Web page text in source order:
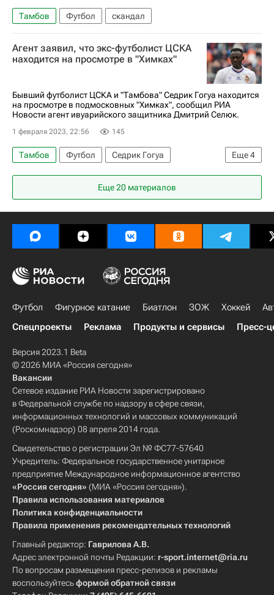
Тамбов Футбол скандал
Агент заявил, что экс-футболист ЦСКА
находится на просмотре в "Химках"
Бывший футболист ЦСКА и "Тамбова" Седрик Гогуа находится
на просмотре в подмосковных "Химках", сообщил РИА
Новости агент ивуарийского защитника Дмитрий Селюк.
1 февраля 2023, 22:56 145
Еще4
Тамбов Футбол
Седрик Гогуа
Дмитрий Селюк
Химки
ПФК ЦСКА
Футбольные трансферы и слухи
Еще 20 материалов
Футбол Фигурное катание Биатлон ЗОЖ Хоккей
Спецпроекты
Реклама Продукты и сервисы Пресс-
Версия 2023.1 Beta
© 2026 МИА «Россия сегодня»
Вакансии
Сетевое издание РИА Новости зарегистрировано
в Федеральной службе по надзору в сфере связи,
информационных технологий и массовых коммуникаций
(Роскомнадзор) 08 апреля 2014 года.
Свидетельство о регистрации Эл № ФС77-57640
Учредитель: Федеральное государственное унитарное
предприятие Международное информационное агентство
«Россия сегодня» (МИА «Россия сегодня»).
Правила использования материалов
Политика конфиденциальности
Правила применения рекомендательных технологий
Главный редактор: Гаврилова А.В.
Адрес электронной почты Редакции: r-sport.internet@ria.ru
По вопросам размещения пресс-релизов и рекламы
воспользуйтесьформой обратной связи